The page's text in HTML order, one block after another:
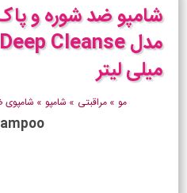
شامپو ضد شوره و پاک
میلی لیتر
مو » مراقبتی » شامپو » شامپوی